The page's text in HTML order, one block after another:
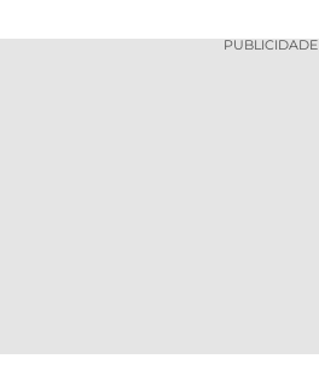
PUBLICIDADE